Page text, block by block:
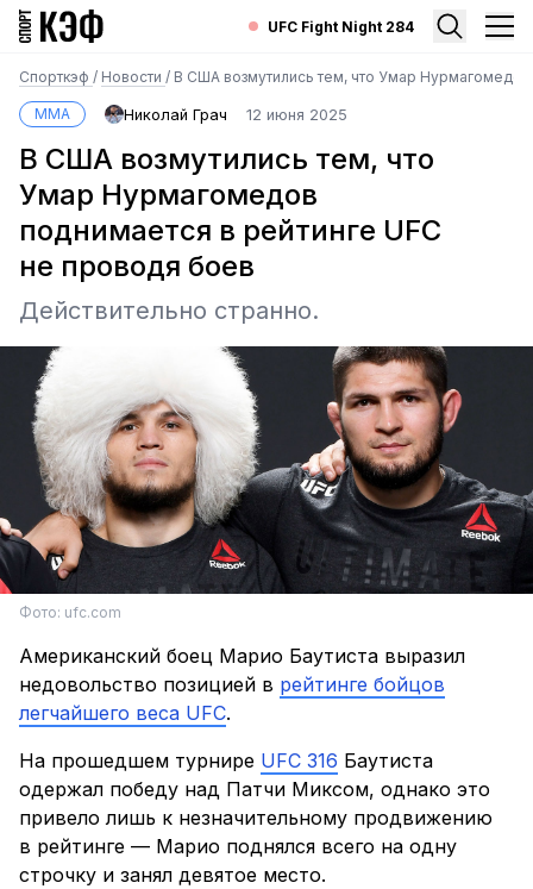
UFC Fight Night 284
Спорткэф / Новости / В США возмутились тем, что Умар
MMA Николай Грач 12 июня 2025
В США возмутились тем, что
Умар Нурмагомедов
поднимается в рейтинге UFC
не проводя боев
Действительно странно.
Фото: ufc.com
Американский боец Марио Баутиста выразил
недовольство позицией в рейтинге бойцов
легчайшего веса UFC.
На прошедшем турнире UFC 316 Баутиста
одержал победу над Патчи Миксом, однако это
привело лишь к незначительному продвижению
в рейтинге — Марио поднялся всего на одну
строчку и занял девятое место.